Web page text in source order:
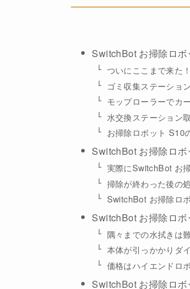
SwitchBot お掃除ロ
ついにここまで来た
ゴミ収集ステーショ
モップローラーでカ
水交換ステーション
お掃除ロボット S10
SwitchBot お掃除ロ
実際にSwitchBot お
掃除が終わった後の
SwitchBot お掃除ロ
SwitchBot お掃除ロ
隅々までの水拭きは
本体が引っかかりダ
価格はハイエンドロ
SwitchBot お掃除ロ